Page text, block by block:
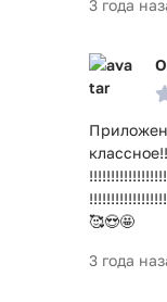
3 года
🥰😍🤩
3 года